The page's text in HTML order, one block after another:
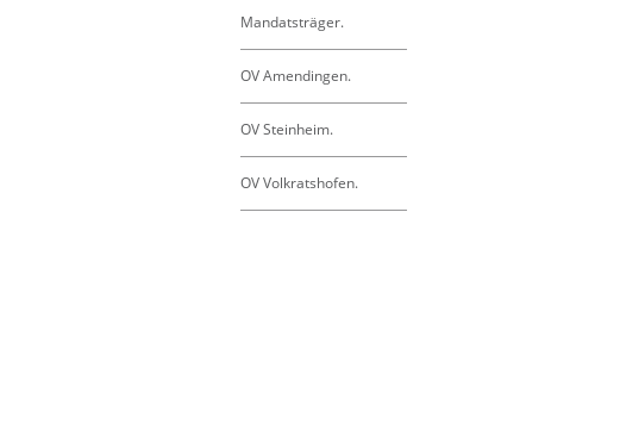
Mandatsträger.
OV Amendingen.
OV Steinheim.
OV Volkratshofen.